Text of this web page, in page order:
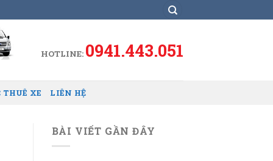
HOTLINE: 0941.443.051
XE LIÊN HỆ
BÀI VIẾT GẦN ĐÂY